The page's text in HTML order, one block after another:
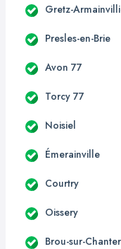
Gretz-
Presles-en-Brie
Avon 77
Torcy 77
Noisiel
Émerainville
Courtry
Oissery
Brou-sur-